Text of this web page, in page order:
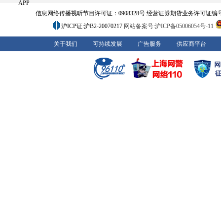
APP
信息网络传播视听节目许可证：0908328号 经营证券期货业务许可证编
沪ICP证:沪B2-20070217 网站备案号:沪ICP备05006054号-11
关于我们 可持续发展 广告服务 供应商平台